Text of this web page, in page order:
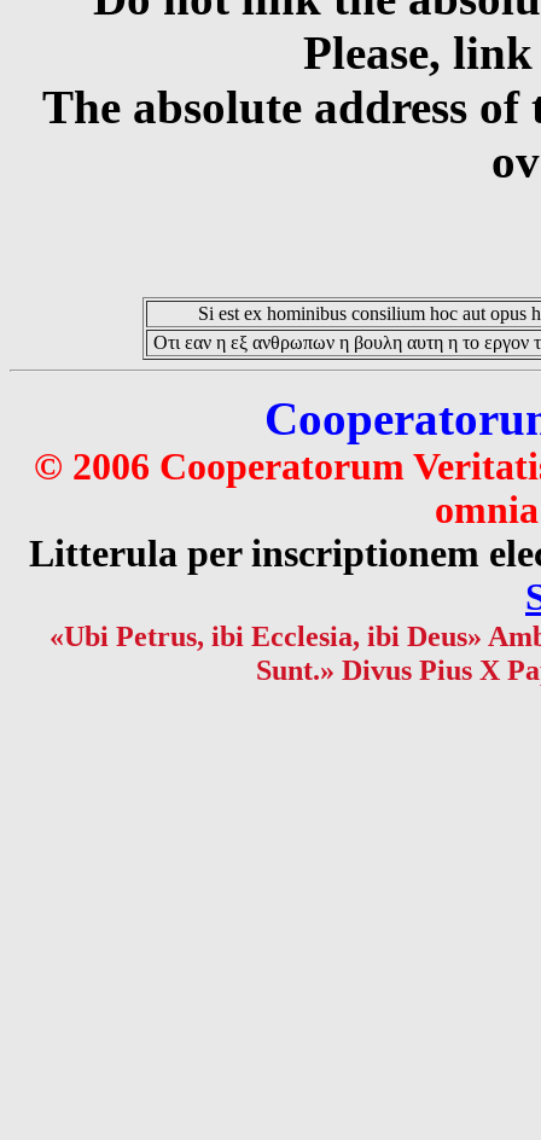
Please,
The absolute address
Si est ex hominibus consilium hoc aut opus
Οτι εαν η εξ ανθρωπων η βουλη αυτη η το εργον
© 2006 Cooperatorum
Litterula per inscriptionem
«Ubi Petrus, ibi Ecclesia, ibi Deus»
Sunt.» Divus Pius X